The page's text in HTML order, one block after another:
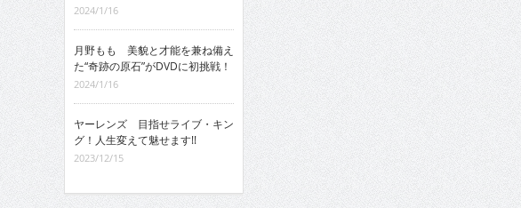
2024/1/16
月野もも 美貌と才能を兼ね備え
た“奇跡の原石”がDVDに初挑戦！
2024/1/16
ヤーレンズ 目指せライブ・キン
グ！人生変えて魅せます!!
2023/12/15